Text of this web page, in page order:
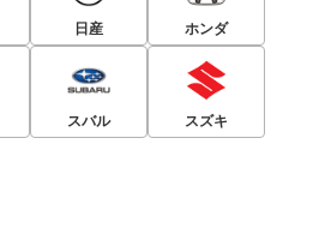
日産 ホンダ
スバル スズキ